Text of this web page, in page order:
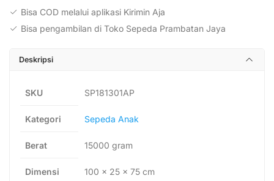
Inchi
Bisa COD melalui aplikasi Kirimin Aja
Bisa pengambilan di Toko Sepeda Prambatan Jaya
Deskripsi
SKU SP181301AP
Kategori Sepeda Anak
Berat 15000 gram
Dimensi 100 × 25 × 75 cm